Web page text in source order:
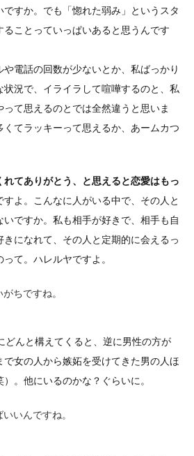
ですか。でも「惚れた弱み」というスタ
ることっていっぱいあると思うんです
電話の回数が少ないとか、私ばっかり
況で、イライラして喧嘩するのと、私
て思えるのとでは全然違うと思いま
てラッキーって思えるか、あームカつ
れてありがとう、と思えると恋愛はもっ
すよ。こんなに人がいる中で、その人と
ですか。私も相手が好きで、相手も自
になれて、その人と定期的に会えるっ
て。ハレルヤですよ。
ちですね。
どんと構えてくると、逆に男性の方が
女の人から嫉妬を受けてきた男の人ほ
。他にいるのかな？ぐらいに。
いんですね。